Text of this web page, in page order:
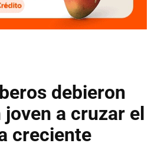
debieron
a cruzar el
creciente